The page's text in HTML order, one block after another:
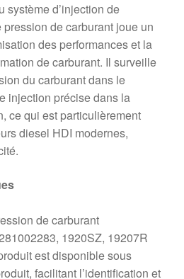
système d’injection de
de carburant joue un
des performances et la
de carburant. Il surveille
du carburant dans le
injection précise dans la
ce qui est particulièrement
diesel HDI modernes,
de carburant
1920SZ, 19207R
est disponible sous
facilitant l’identification et